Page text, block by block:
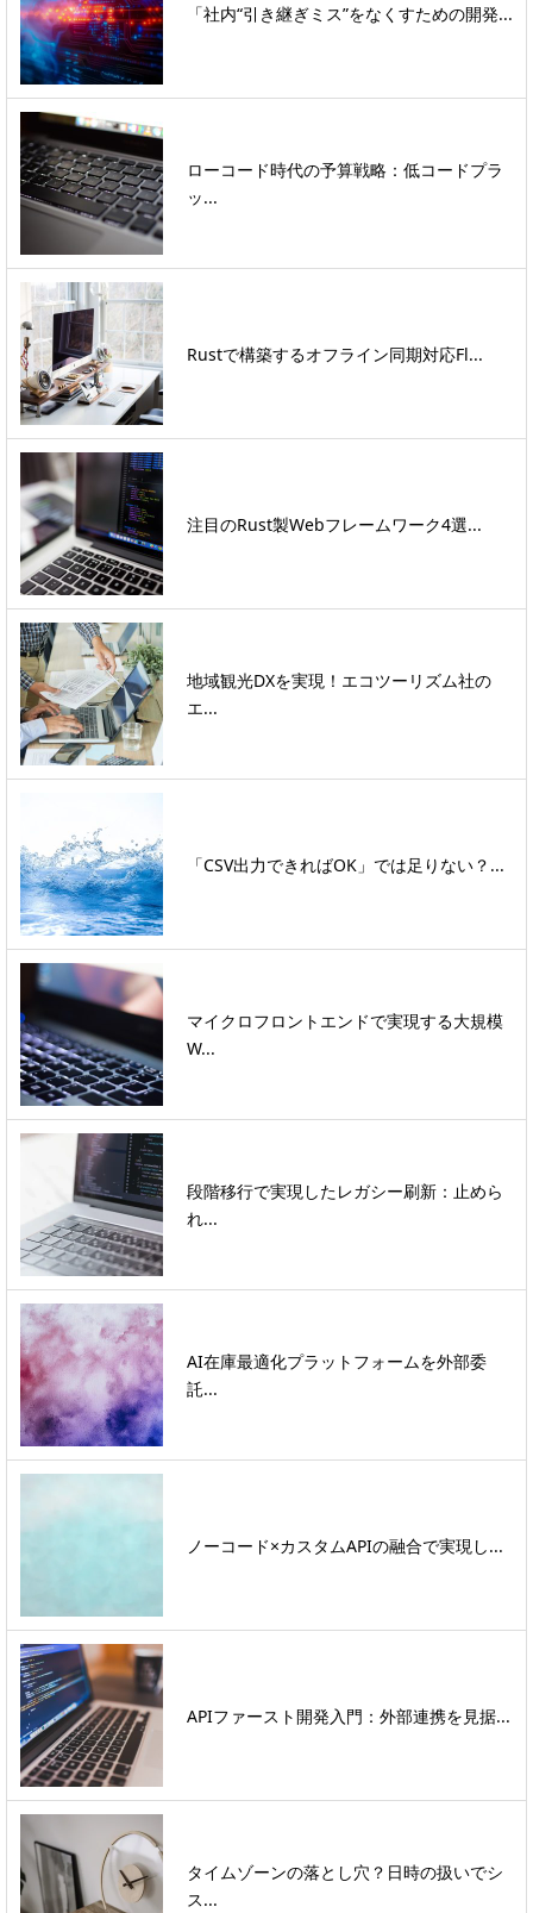
「社内“引き継ぎミス”をなくすための開発...
ローコード時代の予算戦略：低コードプラ
ッ...
Rustで構築するオフライン同期対応Fl...
注目のRust製Webフレームワーク4選...
地域観光DXを実現！エコツーリズム社の
エ...
「CSV出力できればOK」では足りない？...
マイクロフロントエンドで実現する大規模
W...
段階移行で実現したレガシー刷新：止めら
れ...
AI在庫最適化プラットフォームを外部委
託...
ノーコード×カスタムAPIの融合で実現し...
APIファースト開発入門：外部連携を見据...
タイムゾーンの落とし穴？日時の扱いでシ
ス...